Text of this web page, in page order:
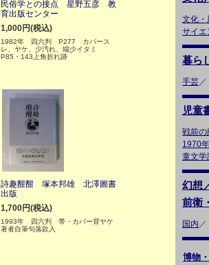
民俗学との接点 星野五彦 教
育出版センター
1,000円(税込)
1982年 四六判 P277 カバース
レ、ヤケ、少汚れ、端少イタミ
P85・143上角折れ跡
詩趣酣酣 塚本邦雄 北澤圖書
出版
1,700円(税込)
1993年 四六判 帯・カバー背ヤケ
著者自筆句落款入
文化・
サイエ
暮ら
手芸／
児童
戦前の
1970
童文学
幻想
前衛
国内 ／
博物